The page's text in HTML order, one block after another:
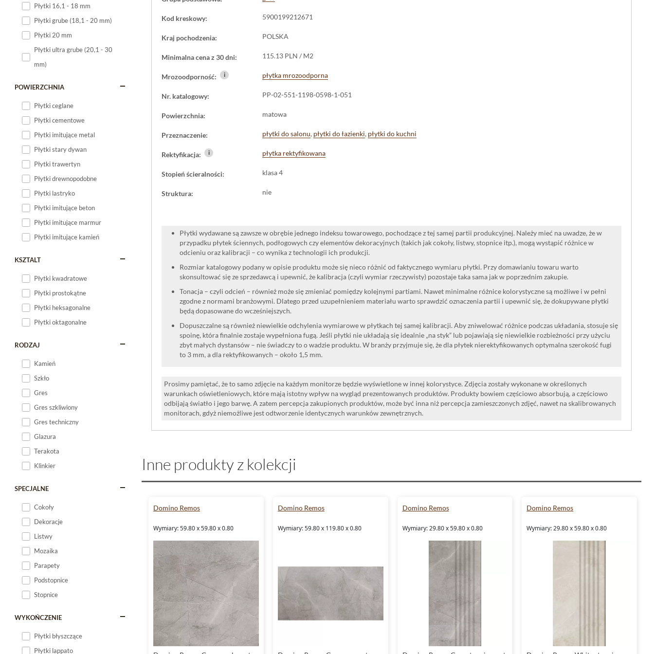
Płytki małe
Płytki 16,1 - 18 mm
Płytki grube (18,1 - 20 mm)
Płytki 20 mm
Płytki ultra grube (20,1 - 30
mm)
POWIERZCHNIA
Płytki ceglane
Płytki cementowe
Płytki imitujące metal
Płytki stary dywan
Płytki trawertyn
Płytki drewnopodobne
Płytki lastryko
Płytki imitujące beton
Płytki imitujące marmur
Płytki imitujące kamień
KSZTALT
Płytki kwadratowe
Płytki prostokątne
Płytki heksagonalne
Płytki oktagonalne
RODZAJ
Kamień
Szkło
Gres
Gres szkliwiony
Gres techniczny
Glazura
Terakota
Klinkier
SPECJALNE
Cokoły
Dekoracje
Listwy
Mozaika
Parapety
Podstopnice
Stopnice
WYKOŃCZENIE
Płytki błyszczące
Płytki lappato
Kod kreskowy: 5900199212671
Kraj pochodzenia: POLSKA
Minimalna cena z 30 dni: 115.13 PLN / M2
Mrozoodporność: i płytka mrozoodporna
Nr. katalogowy: PP-02-551-1198-0598-1-051
Powierzchnia: matowa
Przeznaczenie: płytki do salonu, płytki do łazienki, płytki do kuchni
Rektyfikacja: i płytka rektyfikowana
Stopień ścieralności: klasa 4
Struktura: nie
Płytki wydawane są zawsze w obrębie jednego indeksu towarowego, pochodzące z tej samej partii produkcyjnej. Należy mieć na uwadze, że w
przypadku płytek ściennych, podłogowych czy elementów dekoracyjnych (takich jak cokoły, listwy, stopnice itp.), mogą wystąpić różnice w
odcieniu oraz kalibracji – co wynika z technologii ich produkcji.
Rozmiar katalogowy podany w opisie produktu może się nieco różnić od faktycznego wymiaru płytki. Przy domawianiu towaru warto
skonsultować się ze sprzedawcą i upewnić, że kalibracja (czyli wymiar rzeczywisty) pozostaje taka sama jak w poprzednim zakupie.
Tonacja – czyli odcień – również może się zmieniać pomiędzy kolejnymi partiami. Nawet minimalne różnice kolorystyczne są możliwe i w pełni
zgodne z normami branżowymi. Dlatego przed uzupełnieniem materiału warto sprawdzić oznaczenia partii i upewnić się, że dokupywane płytki
będą dopasowane do wcześniejszych.
Dopuszczalne są również niewielkie odchylenia wymiarowe w płytkach tej samej kalibracji. Aby zniwelować różnice podczas układania, stosuje się
spoinę, która finalnie zostaje wypełniona fugą. Jeśli płytki nie układają się idealnie „na styk” lub pojawiają się niewielkie rozbieżności przy użyciu
zbyt małych dystansów – nie świadczy to o wadzie produktu. W branży przyjmuje się, że dla płytek nierektyfikowanych optymalna szerokość fugi
to 3 mm, a dla rektyfikowanych – około 1,5 mm.
Prosimy pamiętać, że to samo zdjęcie na każdym monitorze będzie wyświetlone w innej kolorystyce. Zdjęcia zostały wykonane w określonych
warunkach oświetleniowych, które mają istotny wpływ na wygląd prezentowanych produktów. Produkty bowiem częściowo absorbują, a częściowo
odbijają światło i jego barwę. A zatem percepcja zakupionych produktów, może być inna niż percepcja zamieszczonych zdjęć, nawet na skalibrowanych
monitorach, gdyż niemożliwe jest odtworzenie identycznych warunków zewnętrznych.
Inne produkty z kolekcji
Domino Remos
Wymiary: 59.80 x 59.80 x 0.80
Domino Remos
Wymiary: 59.80 x 119.80 x 0.80
Domino Remos
Wymiary: 29.80 x 59.80 x 0.80
Domino Remos
Wymiary: 29.80 x 59.80 x 0.80